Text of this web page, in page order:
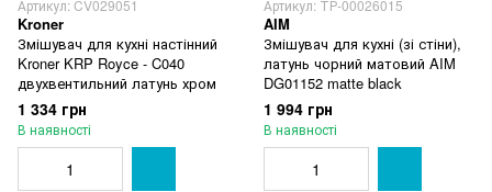
Артикул: CV029051
Kroner
Змішувач для кухні настінний
Kroner KRP Royce - C040
двухвентильний латунь хром
1 334 грн
В наявності
Артикул: ТР-00026015
AIM
Змішувач для кухні (зі стіни),
латунь чорний матовий AIM
DG01152 matte black
1 994 грн
В наявності